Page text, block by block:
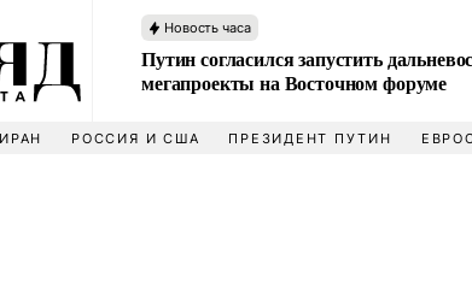
Новость часа
Путин согласился запустить
мегапроекты на Восточном форуме
РОССИЯ И США ПРЕЗИДЕНТ ПУТИН